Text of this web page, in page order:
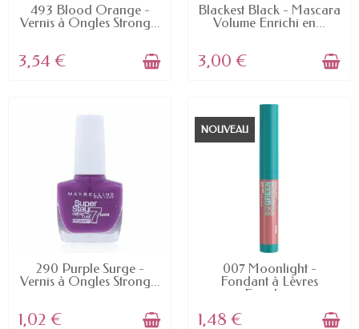
EN STOCK
493 Blood Orange -
Vernis à Ongles Strong...
3,54 €
EN STOCK
Blackest Black - Mascara
Volume Enrichi en...
3,00 €
EN STOCK
290 Purple Surge -
Vernis à Ongles Strong...
1,02 €
NOUVEAU
EN STOCK
007 Moonlight -
Fondant à Lèvres
Enrichi...
1,48 €